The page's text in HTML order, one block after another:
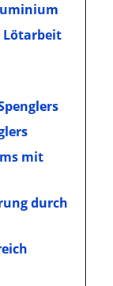
Lötarbeit
mit
durch